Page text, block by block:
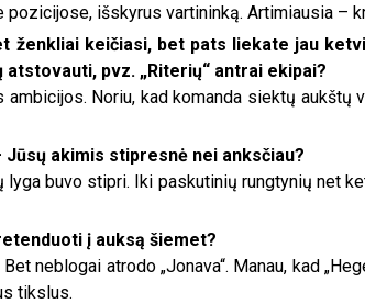
išskyrus vartininką. Artimiausia –
ženkliai keičiasi, bet pats liekate jau
atstovauti, pvz. „Riterių“ antrai ekipai?
ambicijos. Noriu, kad komanda siektų aukštų
akimis stipresnė nei anksčiau?
lyga buvo stipri. Iki paskutinių rungtynių net
į auksą šiemet?
neblogai atrodo „Jonava“. Manau, kad
tikslus.